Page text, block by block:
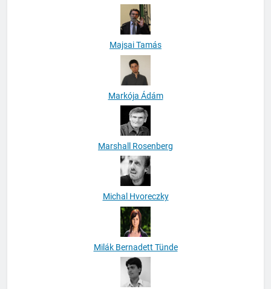
Majsai Tamás
Markója Ádám
Marshall Rosenberg
Michal Hvoreczky
Milák Bernadett Tünde